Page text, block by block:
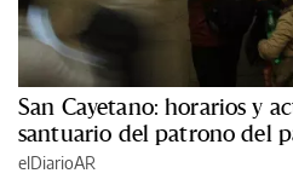
San Cayetano: horarios y
santuario del patrono del
elDiarioAR